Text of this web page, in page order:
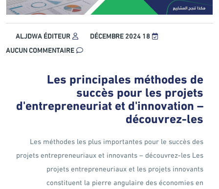
18 DÉCEMBRE 2024
ALJDWA ÉDITEUR
AUCUN COMMENTAIRE
Les principales méthodes de
succès pour les projets
d'entrepreneuriat et d'innovation –
découvrez-les
Les méthodes les plus importantes pour le succès des
projets entrepreneuriaux et innovants – découvrez-les Les
projets entrepreneuriaux et les projets innovants
constituent la pierre angulaire des économies en